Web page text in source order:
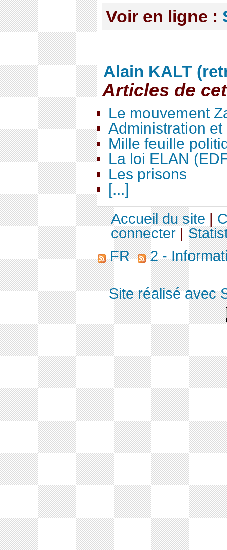
Voir en ligne :
Alain KALT
Articles de
Le mouvement
Administration
Mille feuille
La loi ELAN
Les prisons
[...]
Accueil du site|
connecter|
FR
2 -
Site réalisé avec